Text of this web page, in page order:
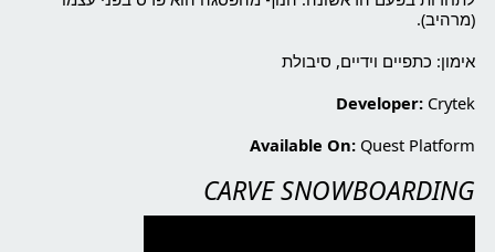
(מרהיב).
אימון: כתפיים וידיים, סיבולת
Developer: Crytek
Available On: Quest Platform
CARVE SNOWBOARDING